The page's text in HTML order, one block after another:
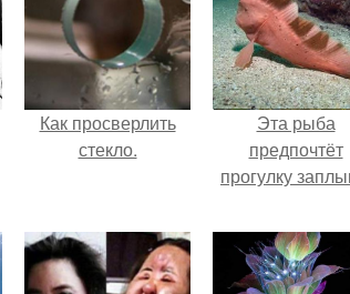
Как просверлить
стекло.
Эта рыба
предпочтёт
прогулку